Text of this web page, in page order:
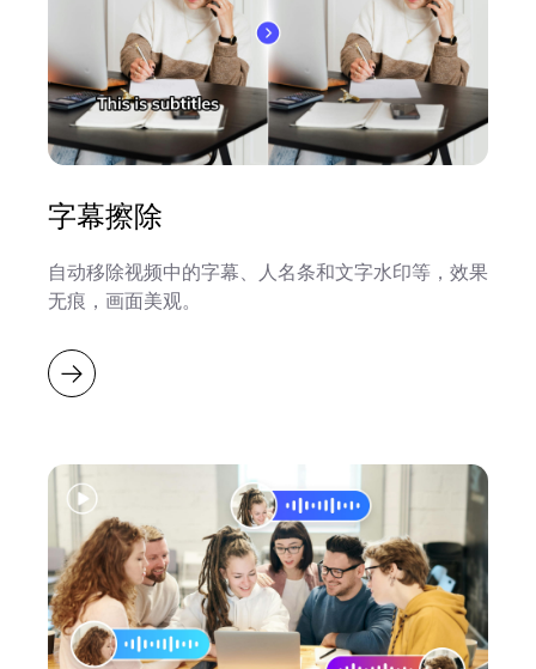
字幕擦除
自动移除视频中的字幕、人名条和文字水印等，效果
无痕，画面美观。